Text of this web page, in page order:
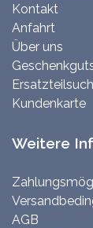
Kontakt
Anfahrt
Über uns
Kundenkarte
Weitere
AGB